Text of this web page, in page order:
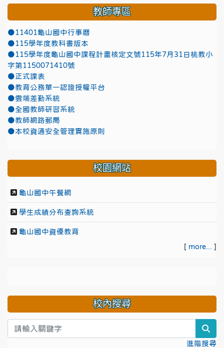
教師專區
●11401龜山國中行事曆
●115學年度教科書版本
●115學年度龜山國中課程計畫核定文號115年7月31日桃教小
字第1150071410號
●正式課表
●教育公務單一認證授權平台
●雲端差勤系統
●全國教師研習系統
●教師網路郵局
●本校資通安全管理實施原則
校園網站
龜山國中午餐網
學生成績分布查詢系統
龜山國中資優教育
[ more... ]
校內搜尋
進階搜尋